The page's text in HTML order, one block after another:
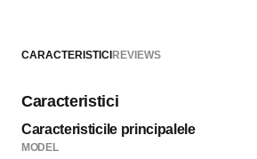
CARACTERISTICIREVIEWS
Caracteristici
Caracteristicile principalele
MODEL